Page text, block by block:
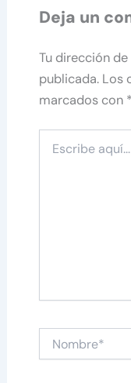
Deja un
Tu dirección
publicada. Los
marcados con *
aquí...